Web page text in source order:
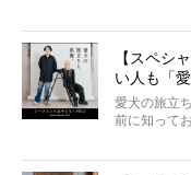
とりを目の
愛がわたし
だかうれし
春奈さんと
小西がいつ
【スペシ
い人も「
はやとも
愛犬の旅立
前に知って